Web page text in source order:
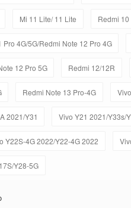
Mi 11 Lite/ 11 Lite Redmi 10
Pro 4G/5G/Redmi Note 12 Pro 4G
12 Pro 5G Redmi 12/12R
Redmi Note 13 Pro-4G
2021/Y31 Vivo Y21 2021/Y33s/
Y22S-4G 2022/Y22-4G 2022
Y28-5G